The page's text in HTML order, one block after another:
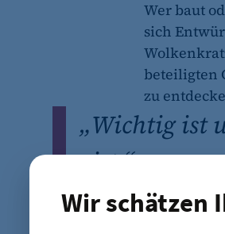
Wir schätzen
Wer baut
sich
beteiligten
zu
„Wichtig ist
ist.“
Christian Börngen
Geschäftsführer Smart